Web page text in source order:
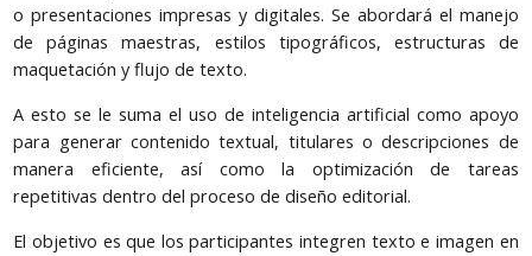
o presentaciones impresas y digitales. Se abordará el manejo
de páginas maestras, estilos tipográficos, estructuras de
maquetación y flujo de texto.
A esto se le suma el uso de inteligencia artificial como apoyo
para generar contenido textual, titulares o descripciones de
manera eficiente, así como la optimización de tareas
repetitivas dentro del proceso de diseño editorial.
El objetivo es que los participantes integren texto e imagen en